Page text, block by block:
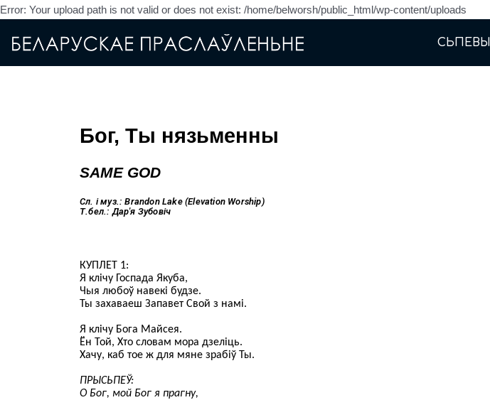
Error: Your upload path is not valid or does not exist: /home/belworsh/public_html/wp-content/uploads
СЬПЕВЫ
Бог, Ты нязьменны
SAME GOD
Сл. і муз.: Brandon Lake (Elevation Worship)
Т.бел.: Дар'я Зубовіч
КУПЛЕТ 1:
Я клічу Госпада Якуба,
Чыя любоў навекі будзе.
Ты захаваеш Запавет Свой з намі.
Я клічу Бога Майсея.
Ён Той, Хто словам мора дзеліць.
Хачу, каб тое ж для мяне зрабіў Ты.
ПРЫСЬПЕЎ:
О Бог, мой Бог я прагну,